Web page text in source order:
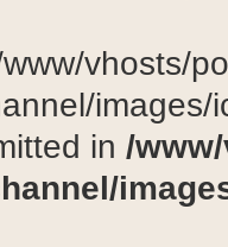
vhosts/
in /